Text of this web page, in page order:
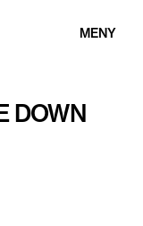
MENY
DOWN